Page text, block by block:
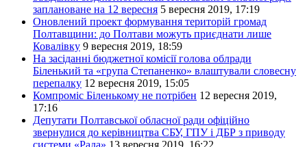
заплановане на 12 вересня 5 вересня 2019, 17:19
Оновлений проект формування територій громад
Полтавщини: до Полтави можуть приєднати лише
Ковалівку 9 вересня 2019, 18:59
На засіданні бюджетної комісії голова облради
Біленький та «група Степаненко» влаштували словесну
перепалку 12 вересня 2019, 15:05
Компроміс Біленькому не потрібен 12 вересня 2019,
17:16
Депутати Полтавської обласної ради офіційно
звернулися до керівництва СБУ, ГПУ і ДБР з приводу